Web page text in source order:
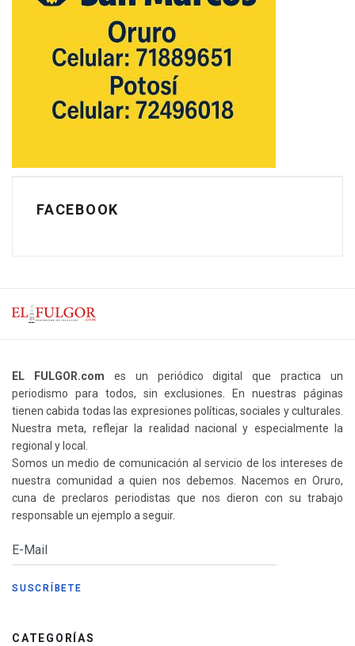
FACEBOOK
EL FULGOR.com es un periódico digital que practica un
periodismo para todos, sin exclusiones. En nuestras páginas
tienen cabida todas las expresiones políticas, sociales y culturales.
Nuestra meta, reflejar la realidad nacional y especialmente la
regional y local.
Somos un medio de comunicación al servicio de los intereses de
nuestra comunidad a quien nos debemos. Nacemos en Oruro,
cuna de preclaros periodistas que nos dieron con su trabajo
responsable un ejemplo a seguir.
CATEGORÍAS